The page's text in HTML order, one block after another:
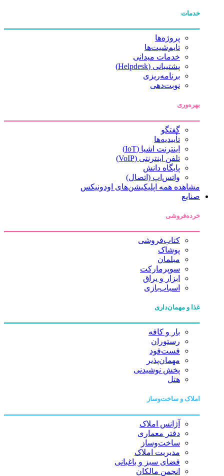
خدمات
پروژه‌ها
تایم‌شیت‌ها
خدمات میدانی
پشتیبانی (Helpdesk)
برنامه‌ریزی
نوبت‌دهی
بهره‌وری
گفتگو
تأییدیه‌ها
اینترنت اشیا (IoT)
تلفن اینترنتی (VoIP)
پایگاه دانش
واتس‌اپ (اتصال)
مشاهده همه اپلیکیشن‌های اودونیکس
صنایع
خرده‌فروشی
کتاب‌فروشی
پوشاک
مبلمان
سوپرمارکت
ابزار و یراق
اسباب‌بازی
غذا و مهمان‌داری
بار و کافه
رستوران
فست‌فود
مهمان‌پذیر
پخش نوشیدنی
هتل
املاک و ساخت‌وساز
آژانس املاک
دفتر معماری
ساخت‌وساز
مدیریت املاک
فضای سبز و باغبانی
انجمن مالکان